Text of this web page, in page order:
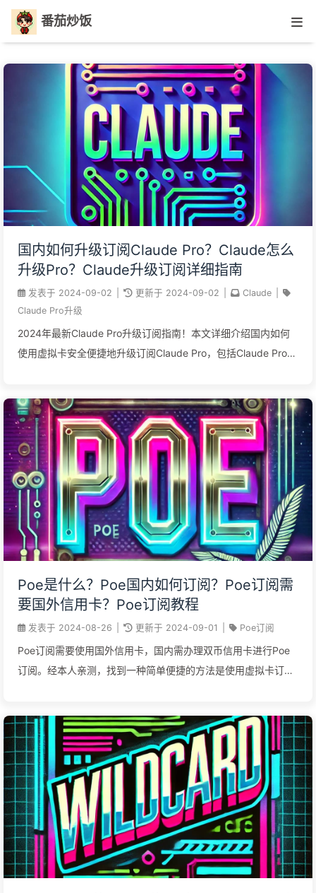
番茄炒饭
国内如何升级订阅Claude Pro？Claude怎么
升级Pro？Claude升级订阅详细指南
发表于 2024-09-02 更新于 2024-09-02 Claude
Claude Pro升级
2024年最新Claude Pro升级订阅指南！本文详细介绍国内如何
使用虚拟卡安全便捷地升级订阅Claude Pro，包括Claude Pro是
Claude 3 Haiku。
Poe是什么？Poe国内如何订阅？Poe订阅需
要国外信用卡？Poe订阅教程
发表于 2024-08-26 更新于 2024-09-01 Poe订阅
Poe订阅需要使用国外信用卡，国内需办理双币信用卡进行Poe
订阅。经本人亲测，找到一种简单便捷的方法是使用虚拟卡订阅